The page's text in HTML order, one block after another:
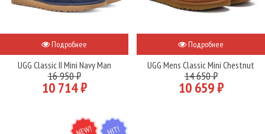
Подробнее
UGG Classic II Mini Navy Man
16 950 ₽
10 714 ₽
Подробнее
UGG Mens Classic Mini Chestnut
14 650 ₽
10 659 ₽
NEW HIT